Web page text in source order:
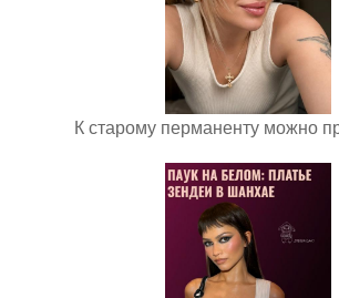
К старому перманенту можно